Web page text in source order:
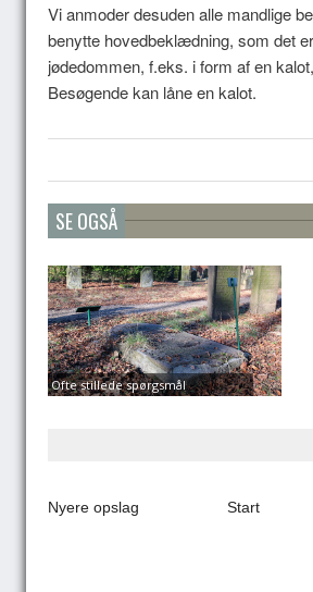
Vi anmoder desuden alle mandlige
benytte hovedbeklædning, som det
jødedommen, f.eks. i form af en
Besøgende kan låne en kalot.
SE OGSÅ
Ofte stillede spørgsmål
Nyere opslag Start